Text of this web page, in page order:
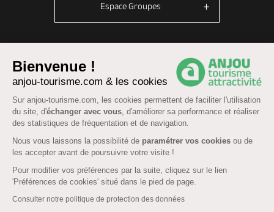
Bienvenue !
anjou-tourisme.com & les cookies
Sur anjou-tourisme.com, les cookies permettent de faciliter l'utilisation
du site, d'échanger avec vous, d'améliorer sa performance et réaliser
des statistiques de fréquentation et de navigation.
Nous vous laissons la possibilité de paramétrer vos cookies ou de
les accepter avant de poursuivre votre visite !
Pour modifier vos préférences par la suite, cliquez sur le lien
'Préférences de cookies' situé dans le pied de page.
Consulter notre politique de protection des données
Espace Groupes
© Anjou tourisme 2026 - Fonctionnement du site
Mentions légales-Données personnelles-Cookies
CGU Réservation-Accessibilité : partiellement conforme